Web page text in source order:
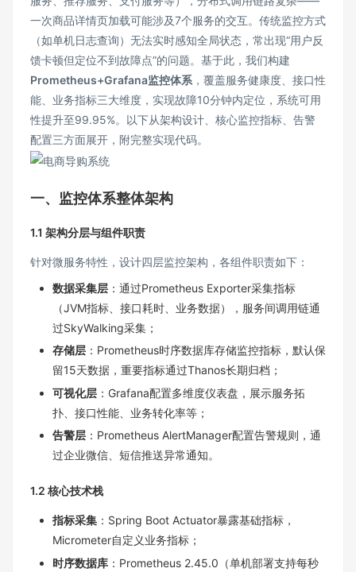
一次商品详情页加载可能涉及7个服务的交互。传统监控方式
（如单机日志查询）无法实时感知全局状态，常出现“用户反
馈卡顿但定位不到故障点”的问题。基于此，我们构建
Prometheus+Grafana监控体系 ，覆盖服务健康度、接口性
能、业务指标三大维度，实现故障10分钟内定位，系统可用
性提升至99.95%。以下从架构设计、核心监控指标、告警
配置三方面展开，附完整实现代码。
一、监控体系整体架构
1.1 架构分层与组件职责
针对微服务特性，设计四层监控架构，各组件职责如下：
数据采集层 ：通过Prometheus Exporter采集指标
（JVM指标、接口耗时、业务数据），服务间调用链通
过SkyWalking采集；
存储层 ：Prometheus时序数据库存储监控指标，默认保
留15天数据，重要指标通过Thanos长期归档；
可视化层 ：Grafana配置多维度仪表盘，展示服务拓
扑、接口性能、业务转化率等；
告警层 ：Prometheus AlertManager配置告警规则，通
过企业微信、短信推送异常通知。
1.2 核心技术栈
指标采集 ：Spring Boot Actuator暴露基础指标，
Micrometer自定义业务指标；
时序数据库 ：Prometheus 2.45.0（单机部署支持每秒